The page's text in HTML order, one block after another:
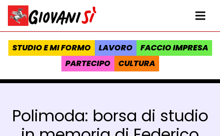
Vai al contenuto
Homepage Giovanisì - Progetto della Regione Toscana
STUDIO E MI FORMO LAVORO
FACCIO IMPRESA
PARTECIPO
CULTURA
Polimoda: borsa di studio